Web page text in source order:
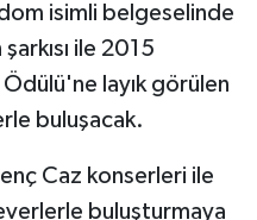
isimli belgeselinde
ile 2015
layık görülen
buluşacak.
Caz konserleri ile
buluşturmaya